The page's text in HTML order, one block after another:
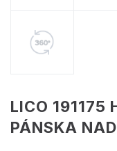
LICO 191175
PÁNSKA